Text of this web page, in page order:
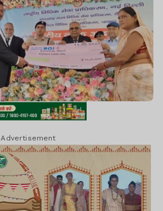
Advertisement